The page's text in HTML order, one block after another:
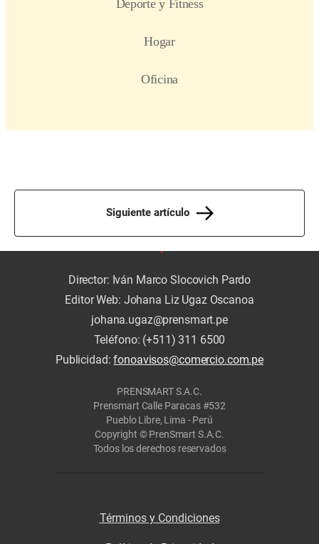
Siguiente artículo
Director: Iván Marco Slocovich Pardo
Editor Web: Johana Liz Ugaz Oscanoa
johana.ugaz@prensmart.pe
Teléfono: (+511) 311 6500
Publicidad:fonoavisos@comercio.com.pe
PRENSMART S.A.C.
Prensmart Calle Paracas #532
Pueblo Libre, Lima - Perú
Copyright © PrenSmart S.A.C.
Todos los derechos reservados
Términos y Condiciones